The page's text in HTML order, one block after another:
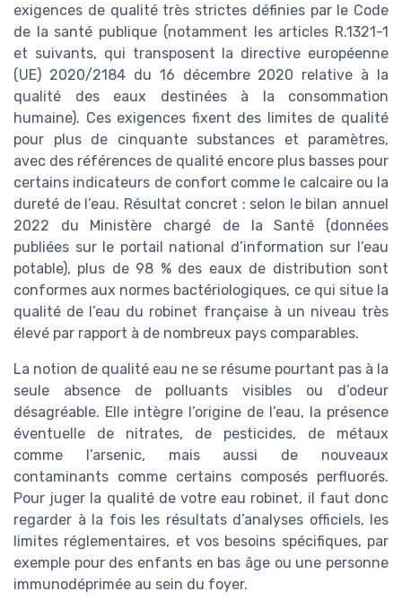
exigences de qualité très strictes définies par le Code
de la santé publique (notamment les articles R.1321-1
et suivants, qui transposent la directive européenne
(UE) 2020/2184 du 16 décembre 2020 relative à la
qualité des eaux destinées à la consommation
humaine). Ces exigences fixent des limites de qualité
pour plus de cinquante substances et paramètres,
avec des références de qualité encore plus basses pour
certains indicateurs de confort comme le calcaire ou la
dureté de l’eau. Résultat concret : selon le bilan annuel
2022 du Ministère chargé de la Santé (données
publiées sur le portail national d’information sur l’eau
potable), plus de 98 % des eaux de distribution sont
conformes aux normes bactériologiques, ce qui situe la
qualité de l’eau du robinet française à un niveau très
élevé par rapport à de nombreux pays comparables.
La notion de qualité eau ne se résume pourtant pas à la
seule absence de polluants visibles ou d’odeur
désagréable. Elle intègre l’origine de l’eau, la présence
éventuelle de nitrates, de pesticides, de métaux
comme l’arsenic, mais aussi de nouveaux
contaminants comme certains composés perfluorés.
Pour juger la qualité de votre eau robinet, il faut donc
regarder à la fois les résultats d’analyses officiels, les
limites réglementaires, et vos besoins spécifiques, par
exemple pour des enfants en bas âge ou une personne
immunodéprimée au sein du foyer.